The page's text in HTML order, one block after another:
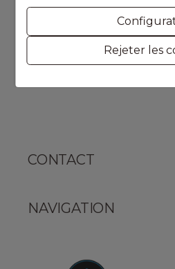
1 salle de bains
2
3.854 m
CONTACT
NAVIGATION
Rejeter les